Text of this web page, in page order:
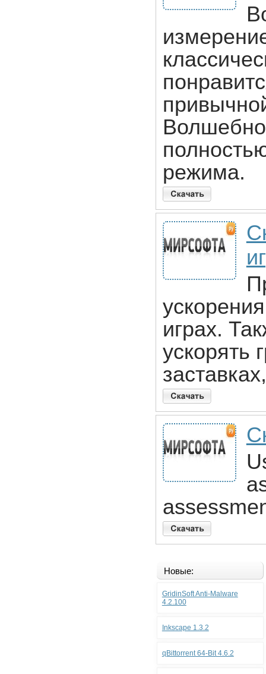
режима.
играх.
ускорять
Новые:
GridinSoft Anti-Malware
4.2.100
Inkscape 1.3.2
qBittorrent 64-Bit 4.6.2